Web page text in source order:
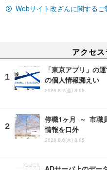
Webサイト改ざんに関する
アクセ
「東京アプリ」の
の個人情報漏えい
2026.8.7(金) 8:05
停職1ヶ月 ～ 市職
情報を口外
2026.8.6(木) 8:05
ADサーバ上のデー